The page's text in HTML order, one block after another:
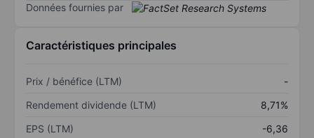
Données fournies par
Caractéristiques principales
Prix / bénéfice (LTM)
-
Rendement dividende (LTM)
8,71%
EPS (LTM)
-6,36